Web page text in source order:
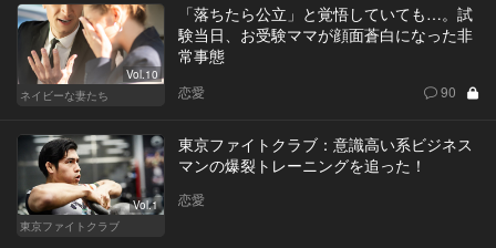
Vol.10
ネイビーな妻たち
「落ちたら公立」と覚悟していても…。試
験当日、お受験ママが顔面蒼白になった非
常事態
恋愛 90
Vol.1
東京ファイトクラブ
東京ファイトクラブ：意識高い系ビジネス
マンの爆裂トレーニングを追った！
恋愛